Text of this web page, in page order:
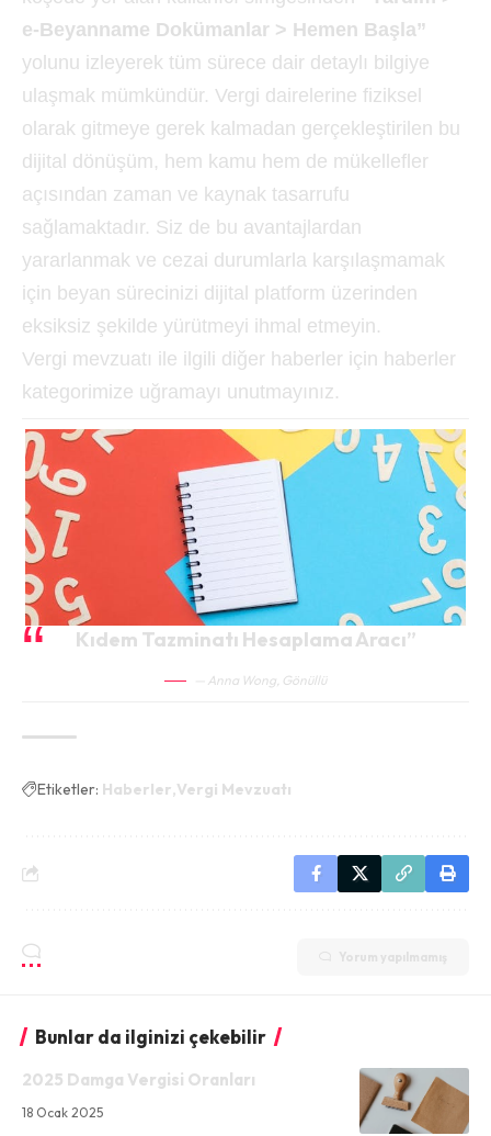
e-Beyanname Dokümanlar > Hemen Başla”
yolunu izleyerek tüm sürece dair detaylı bilgiye
ulaşmak mümkündür. Vergi dairelerine fiziksel
olarak gitmeye gerek kalmadan gerçekleştirilen bu
dijital dönüşüm, hem kamu hem de mükellefler
açısından zaman ve kaynak tasarrufu
sağlamaktadır. Siz de bu avantajlardan
yararlanmak ve cezai durumlarla karşılaşmamak
için beyan sürecinizi dijital platform üzerinden
eksiksiz şekilde yürütmeyi ihmal etmeyin.
Vergi mevzuatı ile ilgili diğer haberler için haberler
kategorimize uğramayı unutmayınız.
Kıdem Tazminatı Hesaplama Aracı”
— Anna Wong, Gönüllü
Etiketler: Haberler Vergi Mevzuatı
Bunlar da ilginizi çekebilir
2025 Damga Vergisi Oranları
18 Ocak 2025